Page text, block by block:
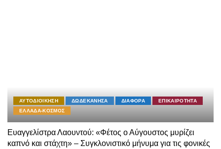
ΑΥΤΟΔΙΟΙΚΗΣΗ ΔΩΔΕΚΑΝΗΣΑ ΔΙΑΦΟΡΑ
ΕΠΙΚΑΙΡΟΤΗΤΑ
ΕΛΛΑΔΑ-ΚΟΣΜΟΣ
Ευαγγελίστρα Λαουντού: «Φέτος ο Αύγουστος μυρίζει
καπνό και στάχτη» – Συγκλονιστικό μήνυμα για τις φονικές